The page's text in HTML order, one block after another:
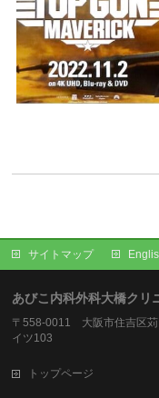
サイトマップ
あびこ内科外科大橋クリ
〒558-0011 大阪市住吉区苅
イツ103
トップページ